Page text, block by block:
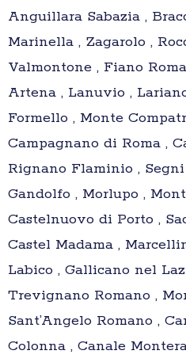
Anguillara Sabazia ,
Marinella , Zagarolo ,
Valmontone , Fiano
Artena , Lanuvio ,
Formello , Monte
Campagnano di Roma ,
Rignano Flaminio , Segni
Gandolfo , Morlupo ,
Castelnuovo di Porto ,
Castel Madama ,
Labico , Gallicano nel
Trevignano Romano ,
Sant’Angelo Romano ,
Colonna , Canale